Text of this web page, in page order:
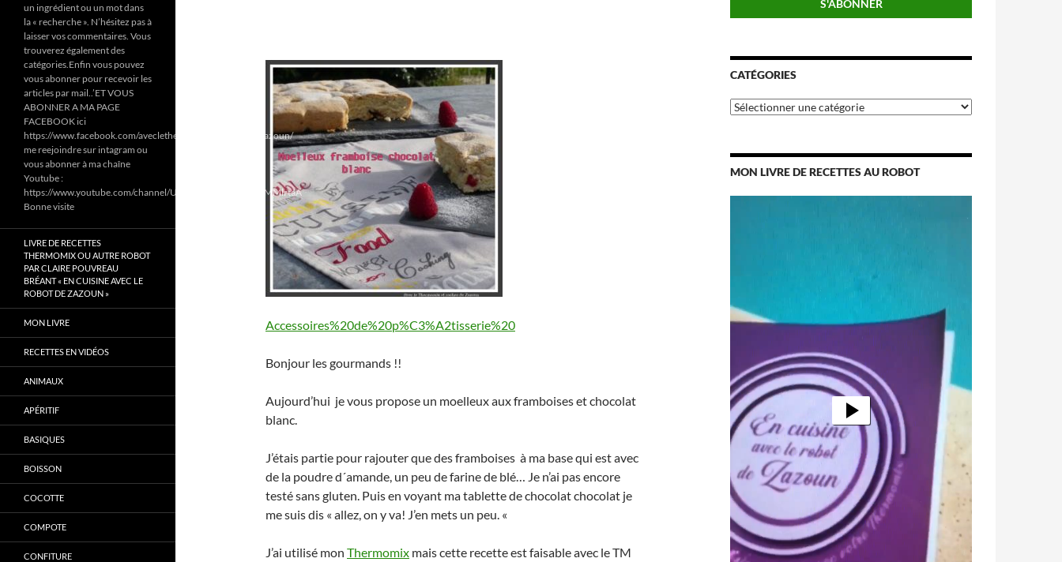
Accessoires%20de%20p%C3%A2tisserie%20
Bonjour les gourmands !!
Aujourd’hui je vous propose un moelleux aux framboises et chocolat
blanc.
J’étais partie pour rajouter que des framboises à ma base qui est avec
de la poudre d´amande, un peu de farine de blé… Je n’ai pas encore
testé sans gluten. Puis en voyant ma tablette de chocolat chocolat je
me suis dis « allez, on y va! J’en mets un peu. «
J’ai utilisé mon Thermomix mais cette recette est faisable avec le TM
CATÉGORIES
Catégories
MON LIVRE DE RECETTES AU ROBOT
un ingrédient ou un mot dans
la « recherche ». N’hésitez pas à
laisser vos commentaires. Vous
trouverez également des
catégories.Enfin vous pouvez
vous abonner pour recevoir les
articles par mail..’ET VOUS
ABONNER A MA PAGE
FACEBOOK ici
https://www.facebook.com/aveclethermomixetcookeodezazoun/
me reejoindre sur intagram ou
vous abonner à ma chaîne
Youtube :
https://www.youtube.com/channel/UC6Pa6dF808fmGjZ5MMlrtaA
Bonne visite
LIVRE DE RECETTES
THERMOMIX OU AUTRE ROBOT
PAR CLAIRE POUVREAU
BRÉANT « EN CUISINE AVEC LE
ROBOT DE ZAZOUN »
MON LIVRE
RECETTES EN VIDÉOS
ANIMAUX
APÉRITIF
BASIQUES
BOISSON
COCOTTE
COMPOTE
CONFITURE